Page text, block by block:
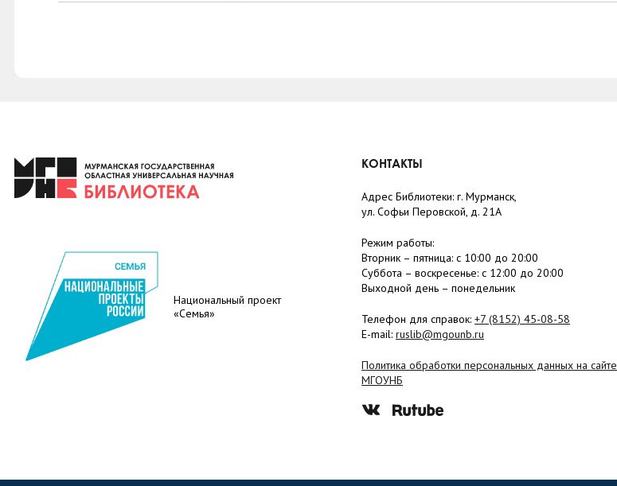
Национальный проект
«Семья»
КОНТАКТЫ
Адрес Библиотеки: г. Мурманск,
ул. Софьи Перовской, д. 21А
Режим работы:
Вторник – пятница: с 10:00 до 20:00
Суббота – воскресенье: c 12:00 до 20:00
Выходной день – понедельник
Телефон для справок: +7 (8152) 45-08-58
E-mail: ruslib@mgounb.ru
Политика обработки персональных данных на сайте
МГОУНБ